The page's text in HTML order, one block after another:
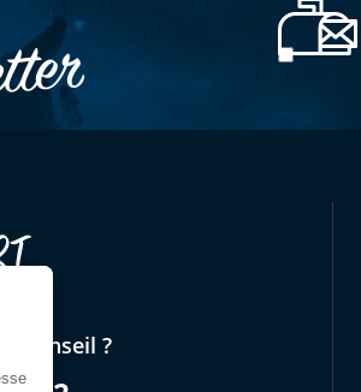
conseil ?